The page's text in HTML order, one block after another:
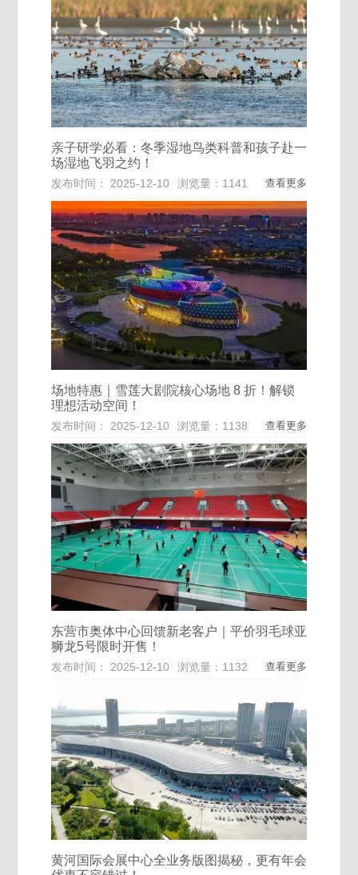
亲子研学必看：冬季湿地鸟类科普和孩子赴一
场湿地飞羽之约！
发布时间： 2025-12-10 浏览量：1141 查看更多
场地特惠｜雪莲大剧院核心场地 8 折！解锁
理想活动空间！
发布时间： 2025-12-10 浏览量：1138 查看更多
东营市奥体中心回馈新老客户｜平价羽毛球亚
狮龙5号限时开售！
发布时间： 2025-12-10 浏览量：1132 查看更多
黄河国际会展中心全业务版图揭秘，更有年会